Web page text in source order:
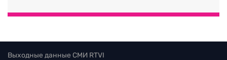
Выходные данные СМИ RTVI